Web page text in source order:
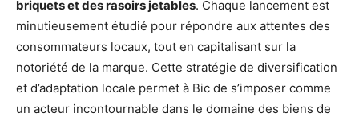
briquets et des rasoirs jetables. Chaque lancement est
minutieusement étudié pour répondre aux attentes des
consommateurs locaux, tout en capitalisant sur la
notoriété de la marque. Cette stratégie de diversification
et d’adaptation locale permet à Bic de s’imposer comme
un acteur incontournable dans le domaine des biens de